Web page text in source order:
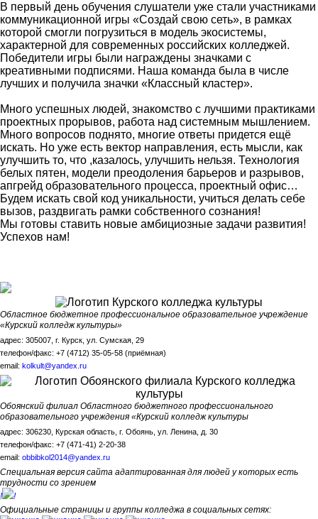
В первый день обучения слушатели уже стали участниками
коммуникационной игры «Создай свою сеть», в рамках
которой смогли погрузиться в модель экосистемы,
характерной для современных российских колледжей.
Победители игры были награждены значками с
креативными подписями. Наша команда была в числе
лучших и получила значки «Классный кластер».
Много успешных людей, знакомство с лучшими практиками
проектных прорывов, работа над системным мышлением.
Много вопросов поднято, многие ответы придется ещё
искать. Но уже есть вектор направления, есть мысли, как
улучшить то, что ,казалось, улучшить нельзя. Технология
белых пятен, модели преодоления барьеров и разрывов,
апгрейд образовательного процесса, проектный офис…
Будем искать свой код уникальности, учиться делать себе
вызов, раздвигать рамки собственного сознания!
Мы готовы ставить новые амбициозные задачи развития!
Успехов нам!
Областное бюджетное профессиональное образовательное учреждение
«Курский колледж культуры»
адрес: 305007, г. Курск, ул. Сумская, 29
телефон/факс: +7 (4712) 35-05-58 (приёмная)
email: kolkult@yandex.ru
Обоянский филиал Областного бюджетного профессионального
образовательного учреждения «Курский колледж культуры
адрес: 306230, Курская область, г. Обоянь, ул. Ленина, д. 30
телефон/факс: +7 (471-41) 2-20-38
email: obbibkol2014@yandex.ru
Специальная версия сайта адаптированная для людей у которых есть
трудности со зрением
!
!
Официальные страницы и группы колледжа в социальных сетях: